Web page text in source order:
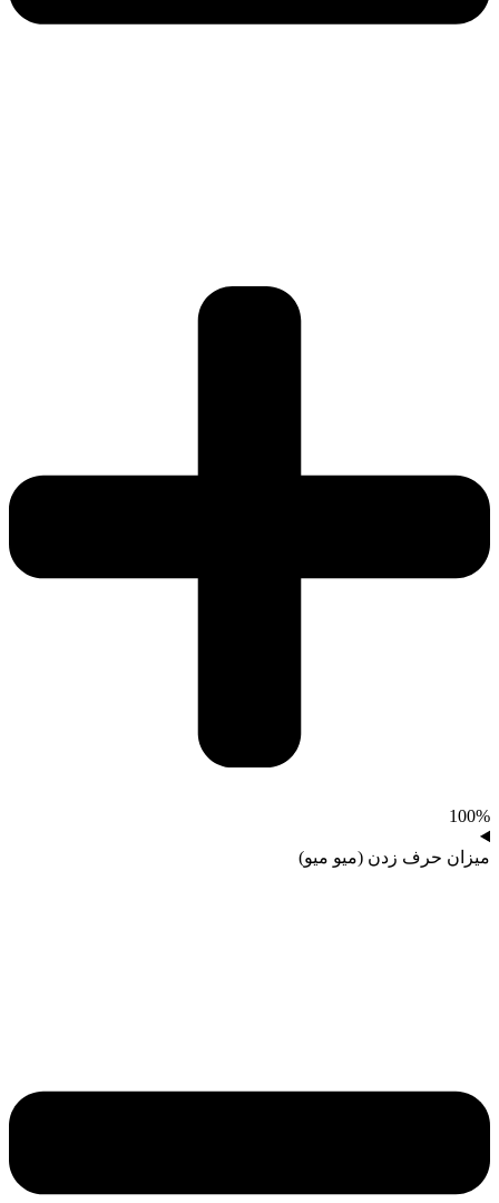
100%
میزان حرف زدن (میو میو)